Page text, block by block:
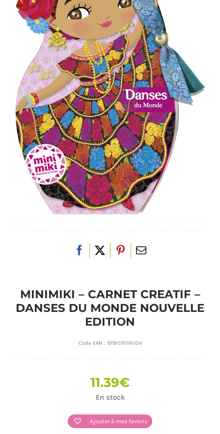
MINIMIKI – CARNET CREATIF –
DANSES DU MONDE NOUVELLE
EDITION
Code EAN : 9791070161104
11.39€
En stock
Ajouter à mes favoris